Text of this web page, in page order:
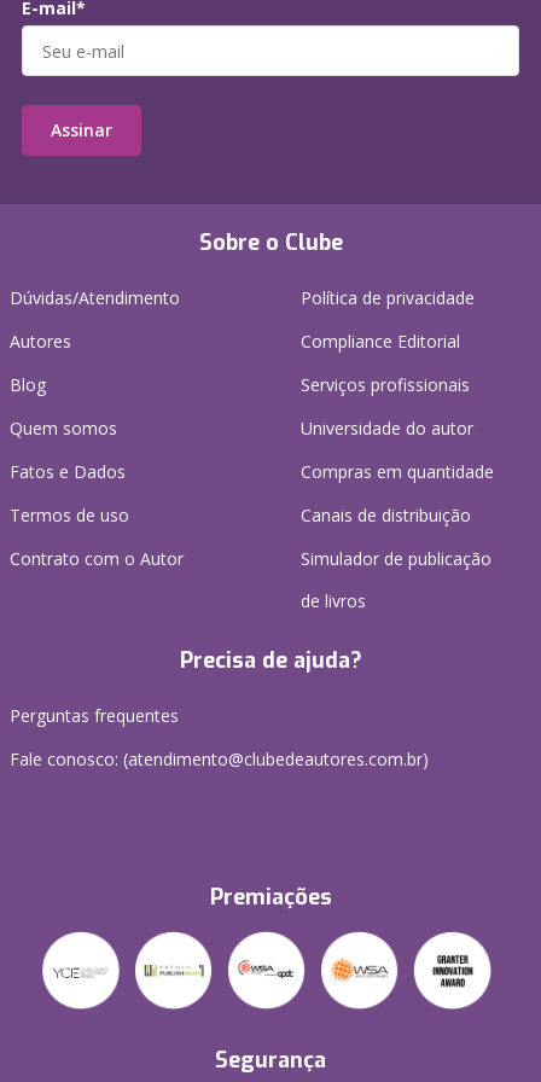
Sobre o Clube
Dúvidas/Atendimento
Autores
Blog
Quem somos
Fatos e Dados
Termos de uso
Contrato com o Autor
Política de privacidade
Compliance Editorial
Serviços profissionais
Universidade do autor
Compras em quantidade
Canais de distribuição
Simulador de publicação
de livros
Precisa de ajuda?
Perguntas frequentes
Fale conosco: (atendimento@clubedeautores.com.br)
Premiações
Segurança
E-mail*
Assinar